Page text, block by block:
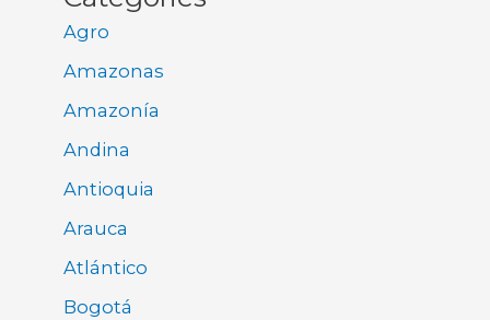
Agro
Amazonas
Amazonía
Andina
Antioquia
Arauca
Atlántico
Bogotá